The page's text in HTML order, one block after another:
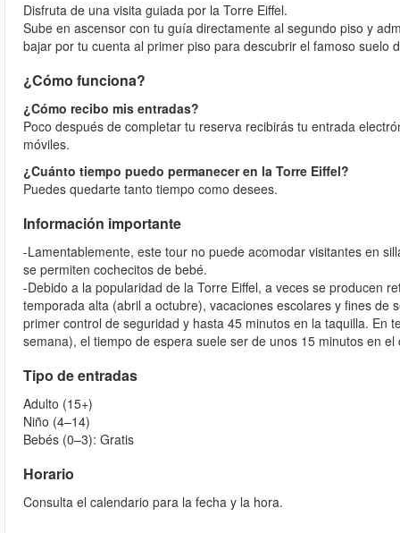
Disfruta de una visita guiada por la Torre Eiffel.
Sube en ascensor con tu guía directamente al segundo piso y
bajar por tu cuenta al primer piso para descubrir el famoso
¿Cómo funciona?
¿Cómo recibo mis entradas?
Poco después de completar tu reserva recibirás tu entrada
móviles.
¿Cuánto tiempo puedo permanecer en la Torre Eiffel?
Puedes quedarte tanto tiempo como desees.
Información importante
-Lamentablemente, este tour no puede acomodar visitantes en
se permiten cochecitos de bebé.
-Debido a la popularidad de la Torre Eiffel, a veces se producen
temporada alta (abril a octubre), vacaciones escolares y fines
primer control de seguridad y hasta 45 minutos en la taquilla. En
semana), el tiempo de espera suele ser de unos 15 minutos en
Tipo de entradas
Adulto (15+)
Niño (4–14)
Bebés (0–3): Gratis
Horario
Consulta el calendario para la fecha y la hora.